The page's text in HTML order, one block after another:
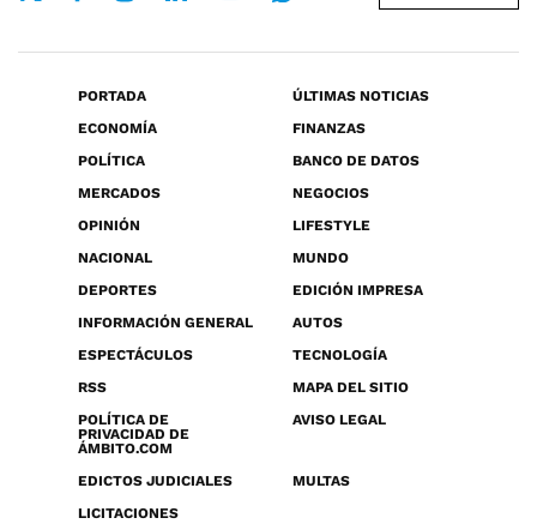
PORTADA
ÚLTIMAS NOTICIAS
ECONOMÍA
FINANZAS
POLÍTICA
BANCO DE DATOS
MERCADOS
NEGOCIOS
OPINIÓN
LIFESTYLE
NACIONAL
MUNDO
DEPORTES
EDICIÓN IMPRESA
INFORMACIÓN GENERAL
AUTOS
ESPECTÁCULOS
TECNOLOGÍA
RSS
MAPA DEL SITIO
POLÍTICA DE
PRIVACIDAD DE
ÁMBITO.COM
AVISO LEGAL
EDICTOS JUDICIALES
MULTAS
LICITACIONES